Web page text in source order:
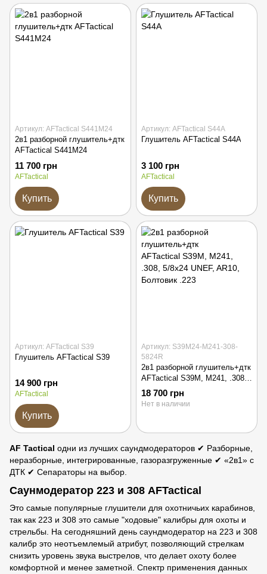
Артикул: AFTactical S441M24
2в1 разборной глушитель+дтк
AFTactical S441M24
11 700 грн
AFTactical
Купить
Артикул: AFTactical S44A
Глушитель AFTactical S44A
3 100 грн
AFTactical
Купить
Артикул: AFTactical S39
Глушитель AFTactical S39
14 900 грн
AFTactical
Купить
Артикул: S39M24-M241-308-
5824R
2в1 разборной глушитель+дтк
AFTactical S39M, M241, .308,
5/8x24 UNEF, AR10, Болтовик
.223
18 700 грн
Нет в наличии
AF Tactical одни из лучших саундмодераторов ✔ Разборные,
неразборные, интегрированные, газоразгруженные ✔ «2в1» с
ДТК ✔ Сепараторы на выбор.
Саунмодератор 223 и 308 AFTactical
Это самые популярные глушители для охотничьих карабинов,
так как 223 и 308 это самые "ходовые" калибры для охоты и
стрельбы. На сегодняшний день саундмодератор на 223 и 308
калибр это неотъемлемый атрибут, позволяющий стрелкам
снизить уровень звука выстрелов, что делает охоту более
комфортной и менее заметной. Спектр применения данных